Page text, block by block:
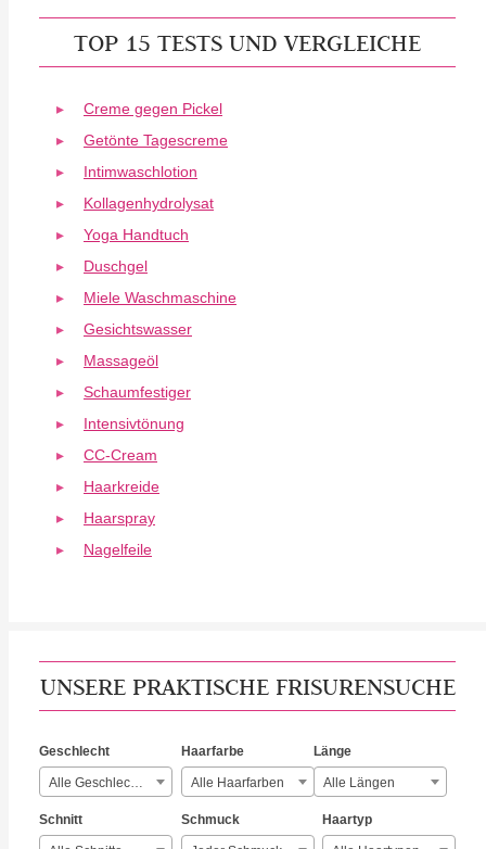
TOP 15 TESTS UND VERGLEICHE
Creme gegen Pickel
Getönte Tagescreme
Intimwaschlotion
Kollagenhydrolysat
Yoga Handtuch
Duschgel
Miele Waschmaschine
Gesichtswasser
Massageöl
Schaumfestiger
Intensivtönung
CC-Cream
Haarkreide
Haarspray
Nagelfeile
UNSERE PRAKTISCHE FRISURENSUCHE
Geschlecht
Alle Geschlechter
Haarfarbe
Alle Haarfarben
Länge
Alle Längen
Schnitt Schmuck Haartyp